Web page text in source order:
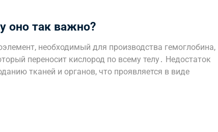
оно так важно?
необходимый для производства гемоглобина,
переносит кислород по всему телу․ Недостаток
тканей и органов, что проявляется в виде